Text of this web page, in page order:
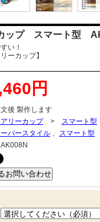
ップ スマート型
い！
ーカップ】
円
後 製作します
リーカップ> スマート型
バースタイル 、 スマート型
AK008N